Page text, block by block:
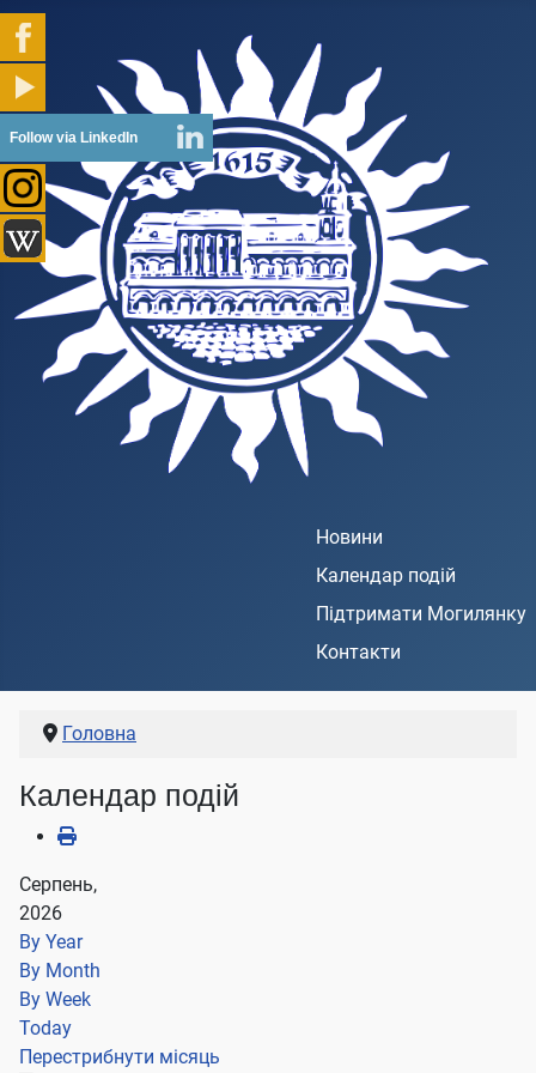
Follow via LinkedIn
Новини
Календар подій
Підтримати Могилянку
Контакти
Головна
Календар подій
Серпень,
2026
By Year
By Month
By Week
Today
Перестрибнути місяць